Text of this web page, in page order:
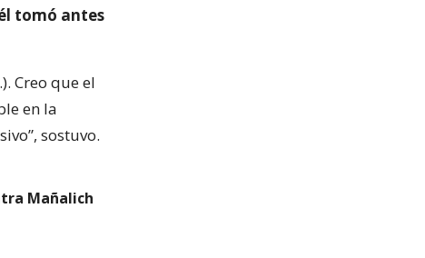
tomó antes
Creo que el
en la
sostuvo.
Mañalich